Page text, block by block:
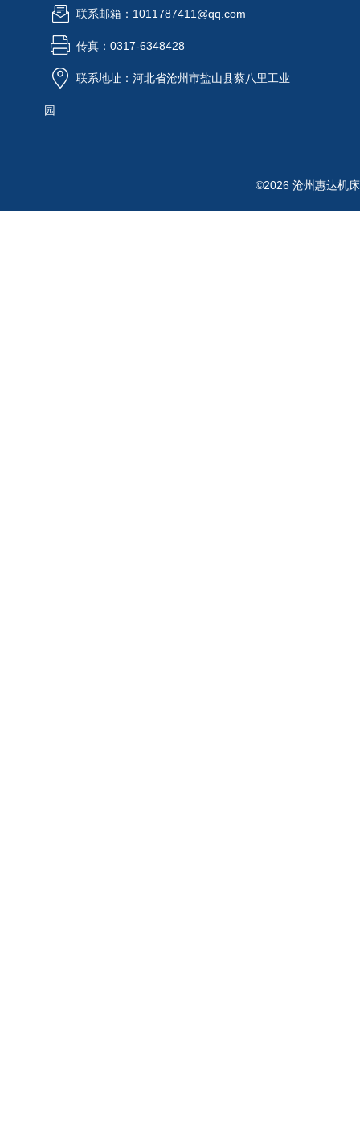
联系邮箱：1011787411@qq.com
传真：0317-6348428
联系地址：河北省沧州市盐山县蔡八里工业
园
©2026 沧州惠达机